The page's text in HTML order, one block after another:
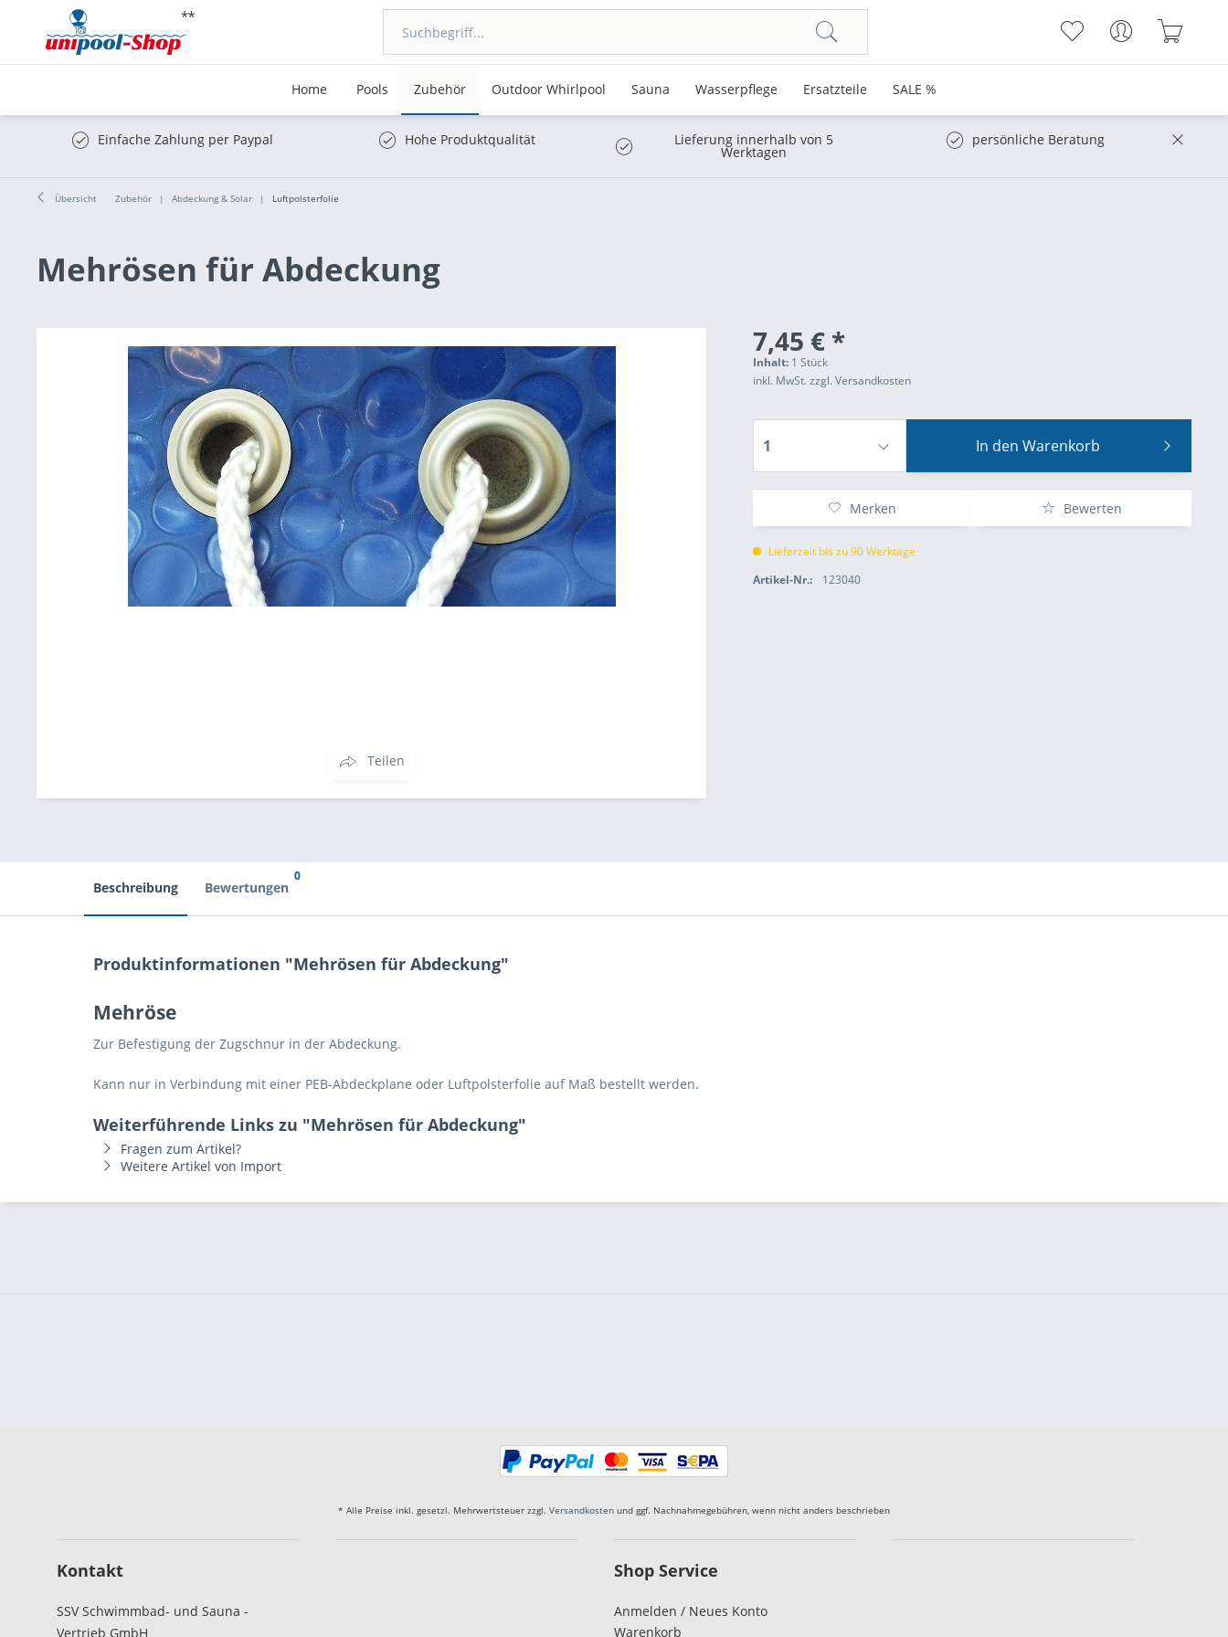
Home Pools Zubehör Outdoor Whirlpool Sauna Wasserpflege Ersatzteile SALE %
Einfache Zahlung per Paypal Hohe Produktqualität Lieferung innerhalb von 5
Werktagen
persönliche Beratung
Übersicht Zubehör Abdeckung & Solar Luftpolsterfolie
Mehrösen für Abdeckung
Teilen
7,45 € *
Inhalt: 1 Stück
inkl. MwSt.zzgl. Versandkosten
In den Warenkorb
Merken Bewerten
Lieferzeit bis zu 90 Werktage
Artikel-Nr.:
123040
Beschreibung Bewertungen
0
Produktinformationen "Mehrösen für Abdeckung"
Mehröse
Zur Befestigung der Zugschnur in der Abdeckung.
Kann nur in Verbindung mit einer PEB-Abdeckplane oder Luftpolsterfolie auf Maß bestellt werden.
Weiterführende Links zu "Mehrösen für Abdeckung"
Fragen zum Artikel?
Weitere Artikel von Import
* Alle Preise inkl. gesetzl. Mehrwertsteuer zzgl. Versandkosten und ggf. Nachnahmegebühren, wenn nicht anders beschrieben
Kontakt
SSV Schwimmbad- und Sauna -
Vertrieb GmbH
Shop Service
Anmelden / Neues Konto
Warenkorb